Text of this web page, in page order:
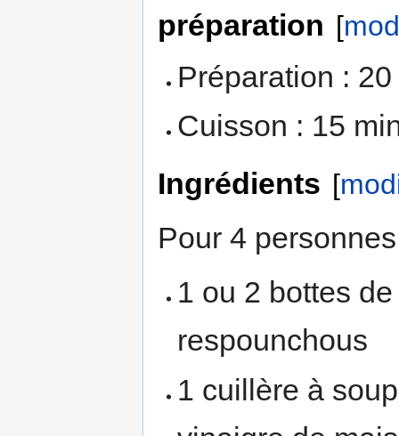
préparation [
Préparation :
Cuisson : 15
Ingrédients [
Pour 4
1 ou 2 bottes de
respounchous
1 cuillère à